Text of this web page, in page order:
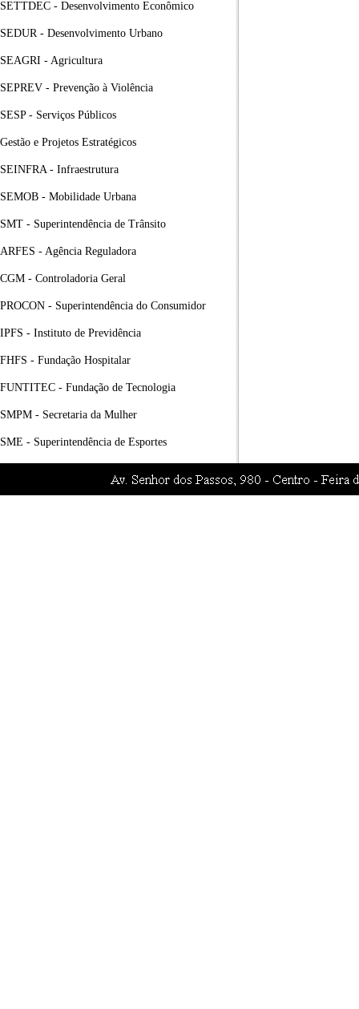
SETTDEC - Desenvolvimento Econômico
SEDUR - Desenvolvimento Urbano
SEAGRI - Agricultura
SEPREV - Prevenção à Violência
SESP - Serviços Públicos
Gestão e Projetos Estratégicos
SEINFRA - Infraestrutura
SEMOB - Mobilidade Urbana
SMT - Superintendência de Trânsito
ARFES - Agência Reguladora
CGM - Controladoria Geral
PROCON - Superintendência do Consumidor
IPFS - Instituto de Previdência
FHFS - Fundação Hospitalar
FUNTITEC - Fundação de Tecnologia
SMPM - Secretaria da Mulher
SME - Superintendência de Esportes